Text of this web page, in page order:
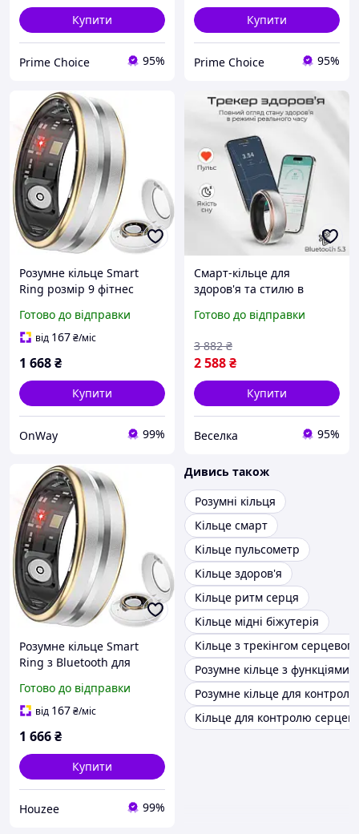
Купити
Prime Choice 95%
Купити
Prime Choice 95%
Розумне кільце Smart
Ring розмір 9 фітнес
моніторинг серцевого
ритму IP68 сріблясте із
Готово до відправки
від 167₴/міс
1 668₴
Купити
OnWay 99%
Смарт-кільце для
здоров'я та стилю в
повідомленнями та
FLAME
Готово до відправки
2 588₴
3 882 ₴
Купити
Веселка 95%
Розумне кільце Smart
Ring з Bluetooth для
здоров'я для Android та
iOS з моніторингом
Готово до відправки
від 167₴/міс
1 666₴
Купити
Houzee 99%
Дивись також
Розумні кільця
Кільце смарт
Кільце пульсометр
Кільце здоров'я
Кільце ритм серця
Кільце мідні біжутерія
Кільце з трекінгом
Розумне кільце з функціями
Розумне кільце для
Кільце для контролю